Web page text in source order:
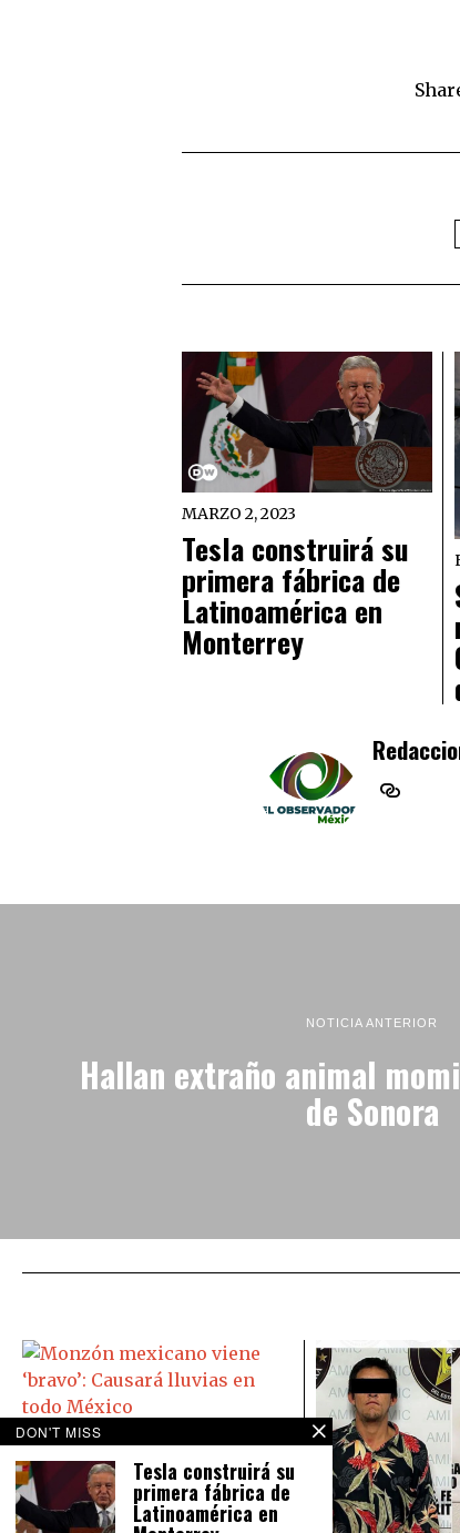
MARZO 2, 2023
Tesla construirá su
primera fábrica de
Latinoamérica en
Monterrey
NOTICIA ANTERIOR
Hallan extraño animal
de Sonora
Monzón mexicano viene ‘bravo’:
Causará lluvias en todo México
El Servicio Meteorológico Nacional
prevé para este martes 16 de
agosto lluvias intensas en el norte
DON'T MISS
Tesla construirá su
primera fábrica de
Latinoamérica en